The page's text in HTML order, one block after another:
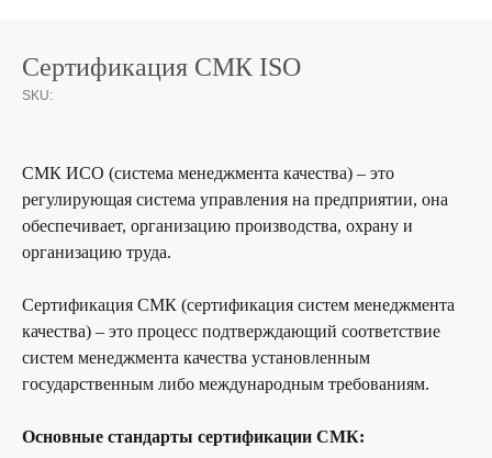
Сертификация СМК ISO
SKU:
СМК ИСО (система менеджмента качества) – это
регулирующая система управления на предприятии, она
обеспечивает, организацию производства, охрану и
организацию труда.
Сертификация СМК (сертификация систем менеджмента
качества) – это процесс подтверждающий соответствие
систем менеджмента качества установленным
государственным либо международным требованиям.
Основные стандарты сертификации СМК: